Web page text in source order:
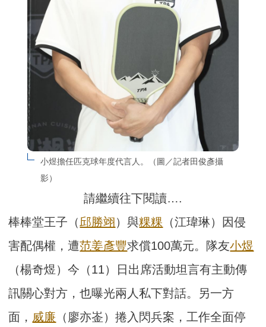
小煜擔任匹克球年度代言人。（圖／記者田俊彥攝
影）
請繼續往下閱讀….
棒棒堂王子（邱勝翊）與粿粿 （江瑋琳）因侵
害配偶權，遭范姜彥豐求償100萬元。隊友小煜
（楊奇煜）今（11）日出席活動坦言有主動傳
訊關心對方，也曝光兩人私下對話。另一方
面， 威廉 （廖亦崟）捲入閃兵案，工作全面停